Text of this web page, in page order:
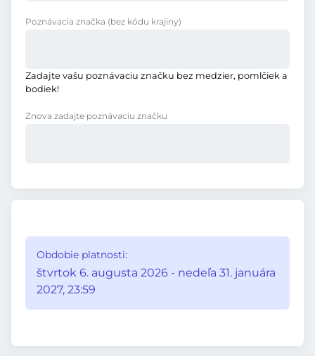
Poznávacia značka (bez kódu krajiny)
Zadajte vašu poznávaciu značku bez medzier, pomlčiek a
bodiek!
Znova zadajte poznávaciu značku
Obdobie platnosti:
štvrtok 6. augusta 2026 - nedeľa 31. januára
2027, 23:59